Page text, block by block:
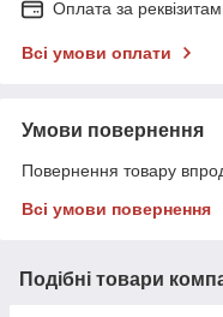
Оплата за
Всі умови оплати
Умови повернення
Повернення товару
Всі умови повернення
Подібні товари